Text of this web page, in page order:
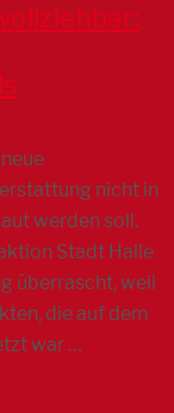
nicht in
werden soll.
Stadt Halle
überrascht, weil
die auf dem
war …